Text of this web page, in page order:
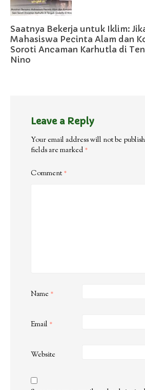
Saatnya Bekerja untuk Iklim:
Mahasiswa Pecinta Alam dan
Soroti Ancaman Karhutla di
Nino
Leave a Reply
Your email address will not be
fields are marked *
Comment*
Name *
Email *
Website